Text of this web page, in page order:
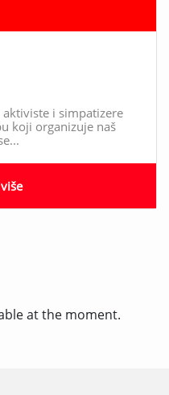
at the moment.
aktiviste i simpatizere
koji organizuje naš